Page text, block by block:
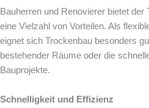
Bauherren und Renovierer bietet der
eine Vielzahl von Vorteilen. Als
eignet sich Trockenbau besonders
bestehender Räume oder die
Bauprojekte.
Schnelligkeit und Effizienz